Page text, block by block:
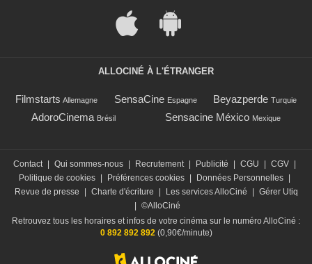
ALLOCINÉ À L'ÉTRANGER
Filmstarts Allemagne SensaCine Espagne Beyazperde Turquie
AdoroCinema Brésil Sensacine México Mexique
Contact | Qui sommes-nous | Recrutement | Publicité | CGU | CGV |
Politique de cookies | Préférences cookies | Données Personnelles |
Revue de presse
| Charte d'écriture | Les services AlloCiné | Gérer Utiq
| ©AlloCiné
Retrouvez tous les horaires et infos de votre cinéma sur le numéro AlloCiné :
0 892 892 892(0,90€/minute)